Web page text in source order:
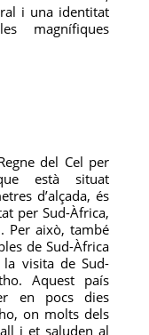
i una identitat
magnífiques
del Cel per
està situat
d’alçada, és
per Sud-Àfrica,
Per això, també
de Sud-Àfrica
visita de Sud-
Aquest país
en pocs dies
on molts dels
i et saluden al